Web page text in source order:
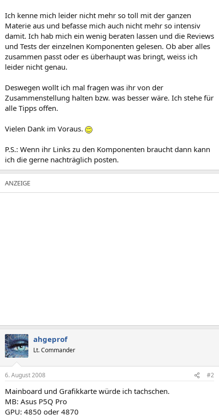
Ich kenne mich leider nicht mehr so toll mit der ganzen
Materie aus und befasse mich auch nicht mehr so intensiv
damit. Ich hab mich ein wenig beraten lassen und die Reviews
und Tests der einzelnen Komponenten gelesen. Ob aber alles
zusammen passt oder es überhaupt was bringt, weiss ich
leider nicht genau.
Deswegen wollt ich mal fragen was ihr von der
Zusammenstellung halten bzw. was besser wäre. Ich stehe für
alle Tipps offen.
Vielen Dank im Voraus.
P.S.: Wenn ihr Links zu den Komponenten braucht dann kann
ich die gerne nachträglich posten.
ahgeprof
Lt. Commander
6. August 2008 #2
Mainboard und Grafikkarte würde ich tachschen.
MB: Asus P5Q Pro
GPU: 4850 oder 4870